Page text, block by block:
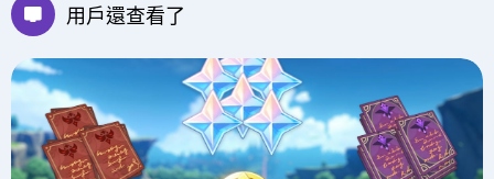
用戶還查看了